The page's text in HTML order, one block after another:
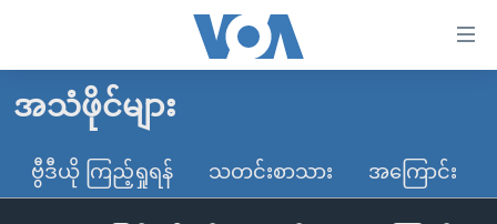
လွယ်ကူ
သည့်
မူလစာမျက်နှာ
မြန်မာ
ကမ္ဘာ့သတင်းများ
အသံဖိုင်များ
ဗွီဒီယို ကြည့်ရှုရန် သတင်းစာသား အကြောင်း